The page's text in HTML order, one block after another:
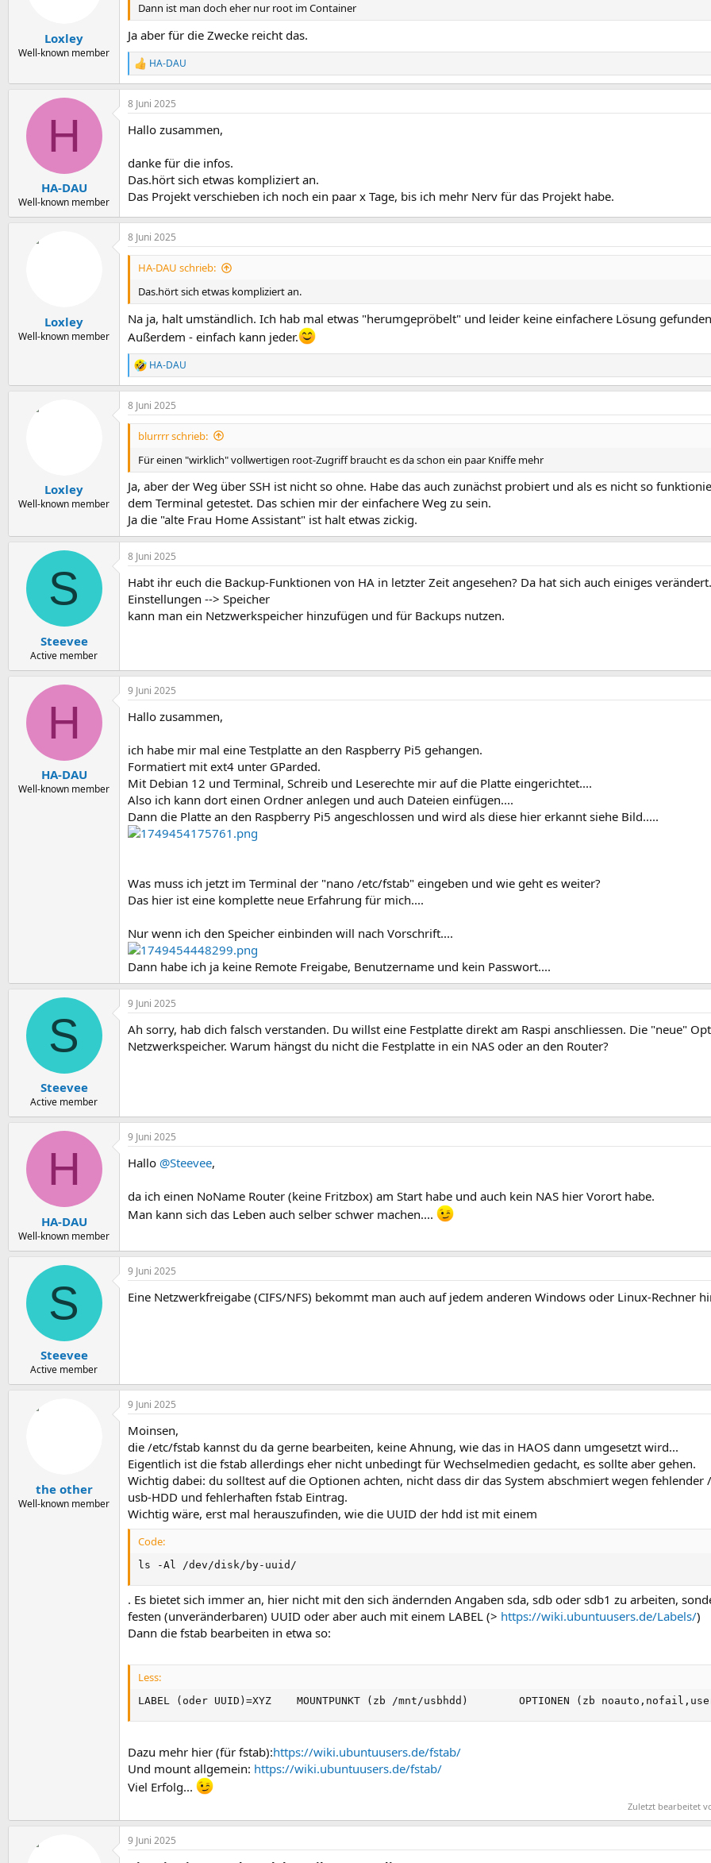
e
n
Loxley
Well-known member
Dann ist man doch eher nur root im Container
Ja aber für die Zwecke reicht das.
R
e
a
k
i
n
e
n
:
HA-DAU
H
HA-DAU
Well-known member
8 Juni 2025
Hallo zusammen,
danke für die infos.
Das.hört sich etwas kompliziert an.
Das Projekt verschieben ich noch ein paar x Tage, bis ich mehr Nerv für das Projekt habe.
Loxley
Well-known member
8 Juni 2025
HA-DAU schrieb:
Das.hört sich etwas kompliziert an.
Na ja, halt umständlich. Ich hab mal etwas "herumgepröbelt" und leider keine einfachere Lösung
Außerdem - einfach kann jeder.
R
e
a
k
t
e
n
:
HA-DAU
Loxley
Well-known member
8 Juni 2025
blurrrr schrieb:
Für einen "wirklich" vollwertigen root-Zugriff braucht es da schon ein paar Kniffe mehr
Ja, aber der Weg über SSH ist nicht so ohne. Habe das auch zunächst probiert und als es nicht so
dem Terminal getestet. Das schien mir der einfachere Weg zu sein.
Ja die "alte Frau Home Assistant" ist halt etwas zickig.
S
Steevee
Active member
8 Juni 2025
Habt ihr euch die Backup-Funktionen von HA in letzter Zeit angesehen? Da hat sich auch einiges
Einstellungen --> Speicher
kann man ein Netzwerkspeicher hinzufügen und für Backups nutzen.
H
HA-DAU
Well-known member
9 Juni 2025
Hallo zusammen,
ich habe mir mal eine Testplatte an den Raspberry Pi5 gehangen.
Formatiert mit ext4 unter GParded.
Mit Debian 12 und Terminal, Schreib und Leserechte mir auf die Platte eingerichtet....
Also ich kann dort einen Ordner anlegen und auch Dateien einfügen....
Dann die Platte an den Raspberry Pi5 angeschlossen und wird als diese hier erkannt siehe Bild.....
Was muss ich jetzt im Terminal der "nano /etc/fstab" eingeben und wie geht es weiter?
Das hier ist eine komplette neue Erfahrung für mich....
Nur wenn ich den Speicher einbinden will nach Vorschrift....
Dann habe ich ja keine Remote Freigabe, Benutzername und kein Passwort....
S
Steevee
Active member
9 Juni 2025
Ah sorry, hab dich falsch verstanden. Du willst eine Festplatte direkt am Raspi anschliessen. Die "neue"
Netzwerkspeicher. Warum hängst du nicht die Festplatte in ein NAS oder an den Router?
H
HA-DAU
Well-known member
9 Juni 2025
Hallo @Steevee,
da ich einen NoName Router (keine Fritzbox) am Start habe und auch kein NAS hier Vorort habe.
Man kann sich das Leben auch selber schwer machen....
S
Steevee
Active member
9 Juni 2025
Eine Netzwerkfreigabe (CIFS/NFS) bekommt man auch auf jedem anderen Windows oder Linux-Rechner
the other
Well-known member
9 Juni 2025
Moinsen,
die /etc/fstab kannst du da gerne bearbeiten, keine Ahnung, wie das in HAOS dann umgesetzt wird...
Eigentlich ist die fstab allerdings eher nicht unbedingt für Wechselmedien gedacht, es sollte aber gehen.
Wichtig dabei: du solltest auf die Optionen achten, nicht dass dir das System abschmiert wegen fehlender
usb-HDD und fehlerhaften fstab Eintrag.
Wichtig wäre, erst mal herauszufinden, wie die UUID der hdd ist mit einem
Code:
ls -Al /dev/disk/by-uuid/
. Es bietet sich immer an, hier nicht mit den sich ändernden Angaben sda, sdb oder sdb1 zu arbeiten,
festen (unveränderbaren) UUID oder aber auch mit einem LABEL (> https://wiki.ubuntuusers.de/Labels/)
Dann die fstab bearbeiten in etwa so:
Less:
LABEL ( oder UUID ) =XYZ    MOUNTPUNKT ( zb /mnt /usbhdd )
        OPTIONEN
( zb noauto , nofail ,
Dazu mehr hier (für fstab):https://wiki.ubuntuusers.de/fstab/
Und mount allgemein: https://wiki.ubuntuusers.de/fstab/
Viel Erfolg...
Zuletzt bearbeitet
9 Juni 2025